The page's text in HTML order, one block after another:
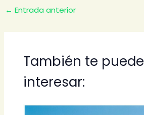
← Entrada anterior
También te puede
interesar: